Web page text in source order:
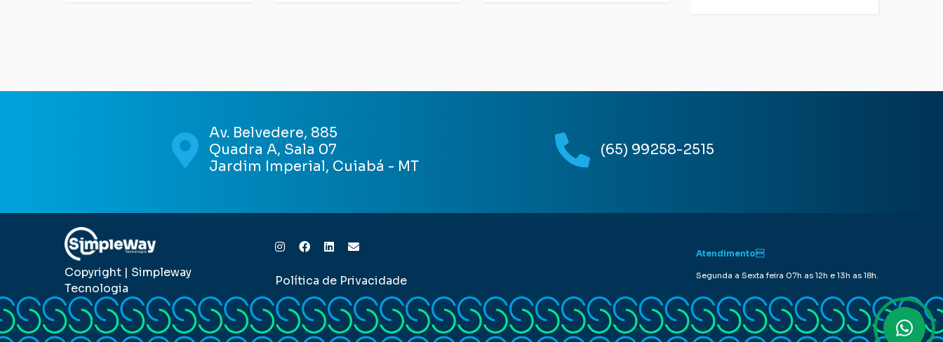
Av. Belvedere, 885
Quadra A, Sala 07
Jardim Imperial, Cuiabá - MT
(65) 99258-2515
Copyright | Simpleway
Tecnologia
Política de Privacidade
Atendimento
Segunda a Sexta feira 07h as 12h e 13h as 18h.